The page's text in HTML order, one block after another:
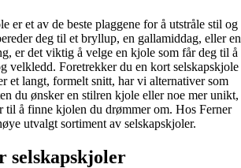
er et av de beste plaggene for å utstråle stil og
deg til et bryllup, en gallamiddag, eller en
er det viktig å velge en kjole som får deg til å
velkledd. Foretrekker du en kort selskapskjole
et langt, formelt snitt, har vi alternativer som
du ønsker en stilren kjole eller noe mer unikt,
til å finne kjolen du drømmer om. Hos Ferner
utvalgt sortiment av selskapskjoler.
selskapskjoler